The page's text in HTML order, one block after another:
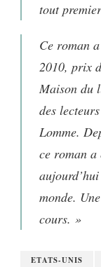
tout
Ce roman
2010, prix
Maison du
des
Lomme.
ce roman
monde.
cours. »
ETATS-UNIS